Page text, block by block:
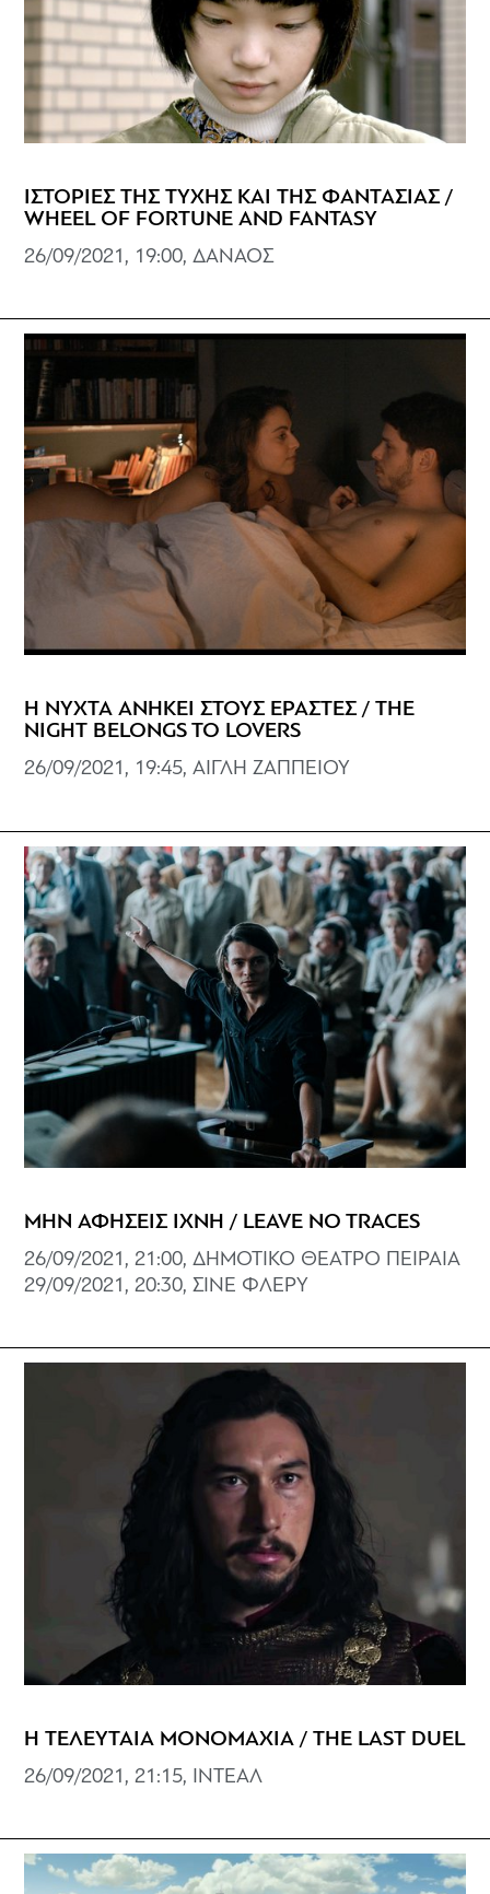
ΙΣΤΟΡΙΕΣ ΤΗΣ ΤΥΧΗΣ ΚΑΙ ΤΗΣ ΦΑΝΤΑΣΙΑΣ /
WHEEL OF FORTUNE AND FANTASY
26/09/2021, 19:00, ΔΑΝΑΟΣ
Η ΝΥΧΤΑ ΑΝΗΚΕΙ ΣΤΟΥΣ ΕΡΑΣΤΕΣ / THE
NIGHT BELONGS TO LOVERS
26/09/2021, 19:45, ΑΙΓΛΗ ΖΑΠΠΕΙΟΥ
ΜΗΝ ΑΦΗΣΕΙΣ ΙΧΝΗ / LEAVE NO TRACES
26/09/2021, 21:00, ΔΗΜΟΤΙΚΟ ΘΕΑΤΡΟ ΠΕΙΡΑΙΑ
29/09/2021, 20:30, ΣΙΝΕ ΦΛΕΡΥ
Η ΤΕΛΕΥΤΑΙΑ ΜΟΝΟΜΑΧΙΑ / THE LAST DUEL
26/09/2021, 21:15, ΙΝΤΕΑΛ